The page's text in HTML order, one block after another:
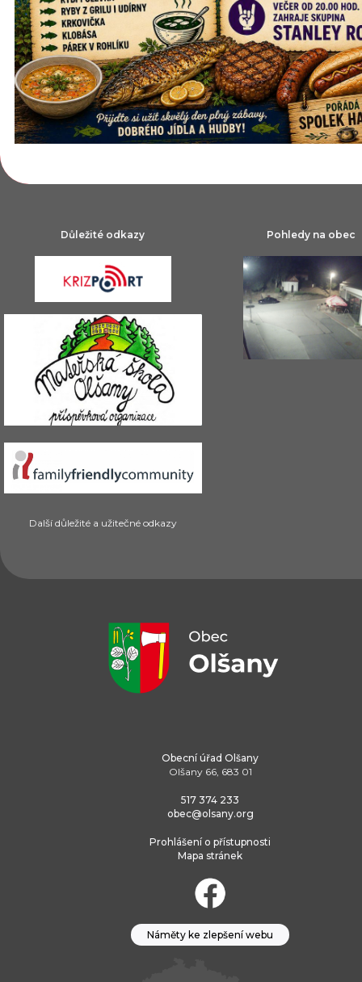
Důležité odkazy
Další důležité a užitečné odkazy
Pohledy na obec
Obecní úřad Olšany
Olšany 66, 683 01
517 374 233
obec@olsany.org
Prohlášení o přístupnosti
Mapa stránek
Náměty ke zlepšení webu